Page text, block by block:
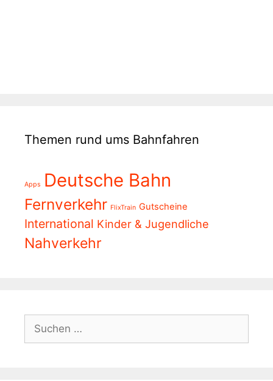
Themen rund ums Bahnfahren
Apps Deutsche Bahn
Fernverkehr FlixTrain Gutscheine
International Kinder & Jugendliche
Nahverkehr
nach: